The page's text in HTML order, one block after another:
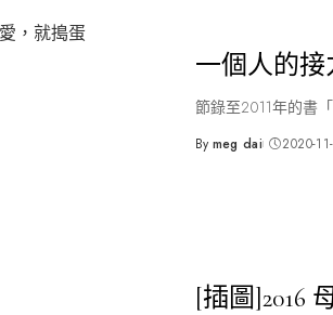
一個人的接
節錄至2011年的書
Posted
By meg dai 2020-
[插圖]2016